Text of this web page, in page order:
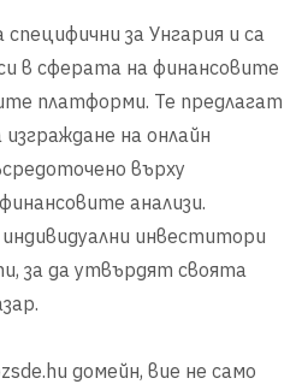
за Унгария и са
в сферата на финансовите
платформи. Те предлагат
на онлайн
върху
анализи.
инвеститори
за да утвърдят своята
домейн, вие не само